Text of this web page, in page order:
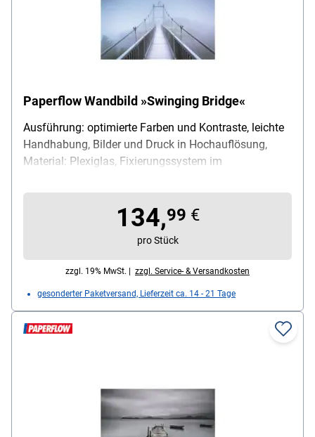
Paperflow Wandbild »Swinging Bridge«
Ausführung: optimierte Farben und Kontraste, leichte
Handhabung, Bilder und Druck in Hochauflösung,
Material: Plexiglas, Fixierungssystem im
134,99 €
pro Stück
zzgl. 19% MwSt. | zzgl. Service- & Versandkosten
gesonderter Paketversand, Lieferzeit ca. 14 - 21 Tage